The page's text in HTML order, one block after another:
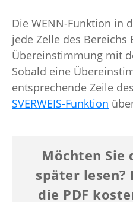
Die WENN-Funktion in
jede Zelle des Bereichs
Übereinstimmung mit
Sobald eine
entsprechende Zeile
SVERWEIS-Funktion